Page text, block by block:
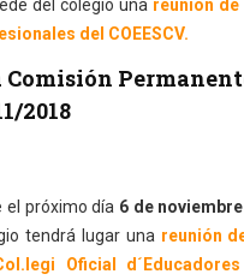
del colegio una reunión
del COEESCV.
Comisión
2018
el próximo día 6 de
tendrá lugar una reunión
Oficial